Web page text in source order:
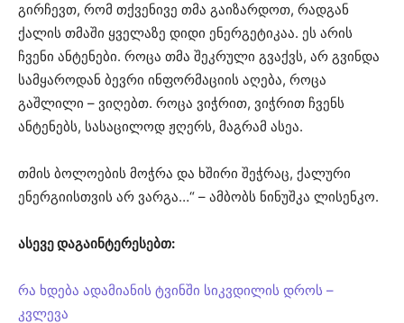
გირჩევთ, რომ თქვენივე თმა გაიზარდოთ, რადგან
ქალის თმაში ყველაზე დიდი ენერგეტიკაა. ეს არის
ჩვენი ანტენები. როცა თმა შეკრული გვაქვს, არ გვინდა
სამყაროდან ბევრი ინფორმაციის აღება, როცა
გაშლილი – ვიღებთ. როცა ვიჭრით, ვიჭრით ჩვენს
ანტენებს, სასაცილოდ ჟღერს, მაგრამ ასეა.
თმის ბოლოების მოჭრა და ხშირი შეჭრაც, ქალური
ენერგიისთვის არ ვარგა…“ – ამბობს ნინუშკა ლისენკო.
ასევე დაგაინტერესებთ:
რა ხდება ადამიანის ტვინში სიკვდილის დროს –
კვლევა